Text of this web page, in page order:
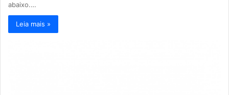
abaixo.…
Leia mais »